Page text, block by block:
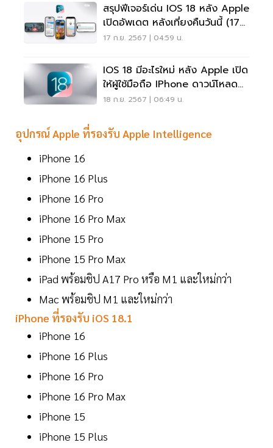
สรุปฟีเจอร์เด่น IOS 18 หลัง Apple
เปิดอัพเดต หลังเที่ยงคืนวันนี้ (17
ก.ย.)
17 ก.ย. 2567 | 04:59 น.
IOS 18 มีอะไรใหม่ หลัง Apple เปิด
ให้ผู้ใช้มือถือ IPhone ดาวน์โหลด
ฟรีได้แล้ว
18 ก.ย. 2567 | 06:49 น.
อุปกรณ์ Apple ที่รองรับ Apple Intelligence
iPhone 16
iPhone 16 Plus
iPhone 16 Pro
iPhone 16 Pro Max
iPhone 15 Pro
iPhone 15 Pro Max
iPad พร้อมชิป A17 Pro หรือ M1 และใหม่กว่า
Mac พร้อมชิป M1 และใหม่กว่า
iPhone ที่รองรับ iOS 18.1
iPhone 16
iPhone 16 Plus
iPhone 16 Pro
iPhone 16 Pro Max
iPhone 15
iPhone 15 Plus